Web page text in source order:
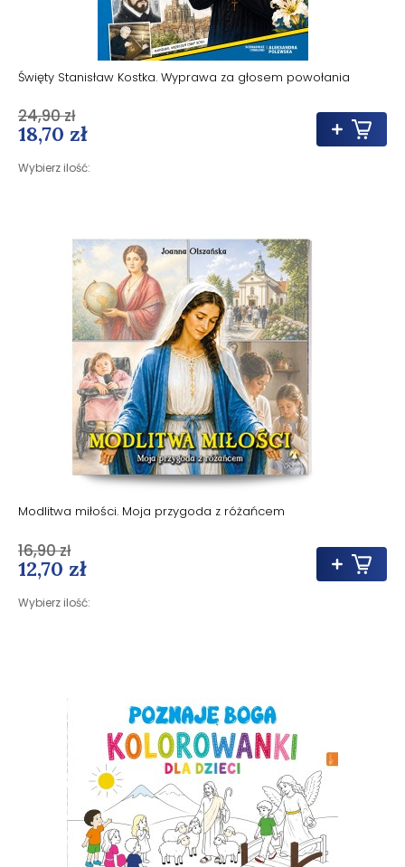
Święty Stanisław Kostka. Wyprawa za głosem powołania
18,70 zł
Wybierz ilość:
24,90 zł
Modlitwa miłości. Moja przygoda z różańcem
12,70 zł
Wybierz ilość:
16,90 zł